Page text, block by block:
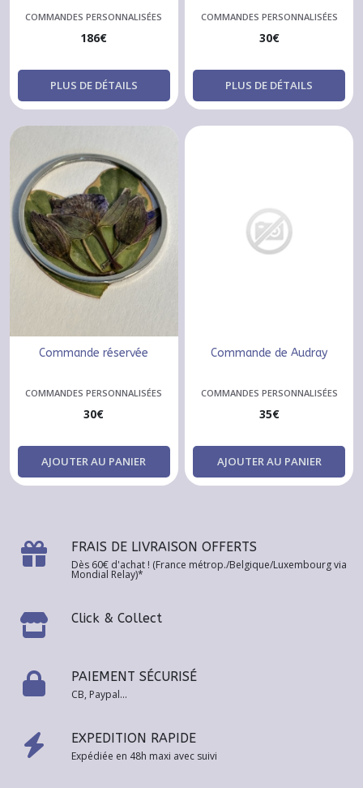
COMMANDES PERSONNALISÉES
186€
PLUS DE DÉTAILS
COMMANDES PERSONNALISÉES
30€
PLUS DE DÉTAILS
Commande réservée
COMMANDES PERSONNALISÉES
30€
AJOUTER AU PANIER
Commande de Audray
COMMANDES PERSONNALISÉES
35€
AJOUTER AU PANIER
FRAIS DE LIVRAISON OFFERTS
Dès 60€ d'achat ! (France métrop./Belgique/Luxembourg via
Mondial Relay)*
Click & Collect
PAIEMENT SÉCURISÉ
CB, Paypal...
EXPEDITION RAPIDE
Expédiée en 48h maxi avec suivi